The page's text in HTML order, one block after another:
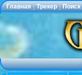
Главная | Трекер | Поиск